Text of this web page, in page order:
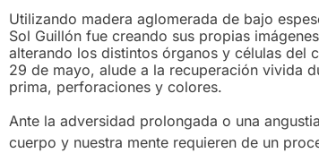
Utilizando madera aglomerada de bajo
Sol Guillón fue creando sus propias
alterando los distintos órganos y células del
29 de mayo, alude a la recuperación vivida
prima, perforaciones y colores.
Ante la adversidad prolongada o una
cuerpo y nuestra mente requieren de un